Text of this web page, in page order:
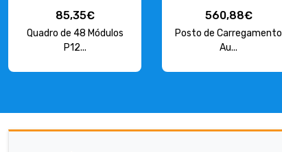
85,35€
Quadro de 48 Módulos
P12...
560,88€
Posto de Carregamento
Au...